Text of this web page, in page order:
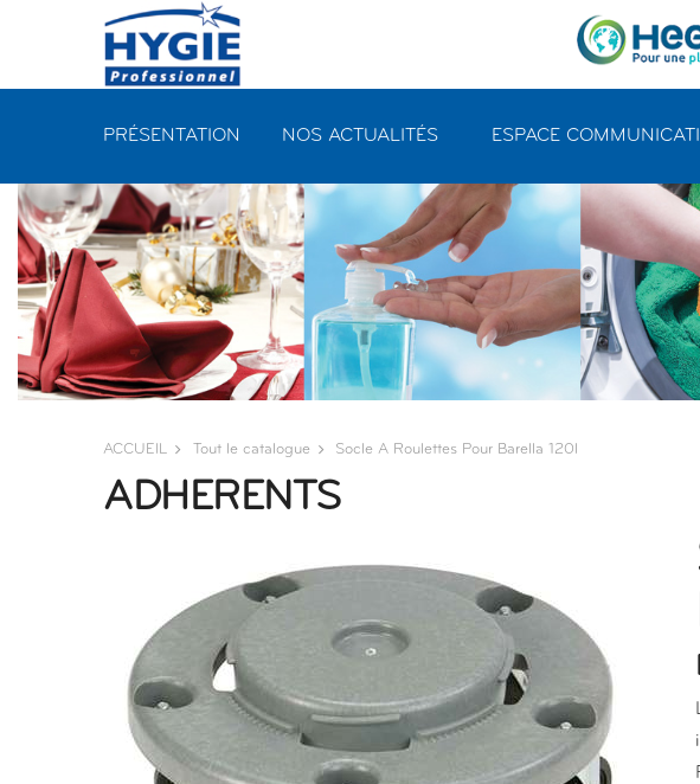
PRÉSENTATION NOS ACTUALITÉS ESPACE
ACCUEIL Tout le catalogue Socle A Roulettes Pour Barella 120l
ADHERENTS
Panneau de gestion des cookies